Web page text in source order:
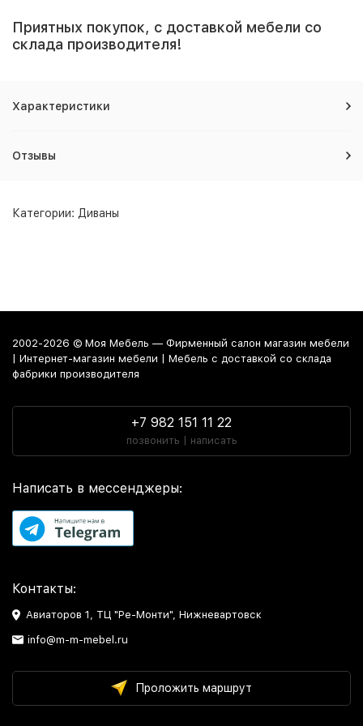
Приятных покупок, с доставкой мебели со
склада производителя!
Характеристики
Отзывы
Категории: Диваны
2002-2026 © Моя Мебель — Фирменный салон магазин мебели
| Интернет-магазин мебели | Мебель с доставкой со склада
фабрики производителя
+7 982 151 11 22
позвонить | написать
Написать в мессенджеры:
Контакты:
Авиаторов 1, ТЦ "Ре-Монти", Нижневартовск
info@m-m-mebel.ru
Проложить маршрут